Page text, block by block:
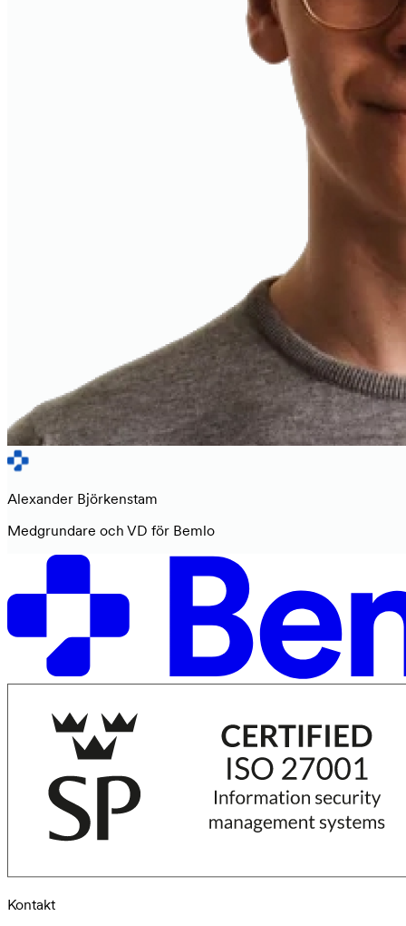
Alexander Björkenstam
Medgrundare och VD för Bemlo
Kontakt